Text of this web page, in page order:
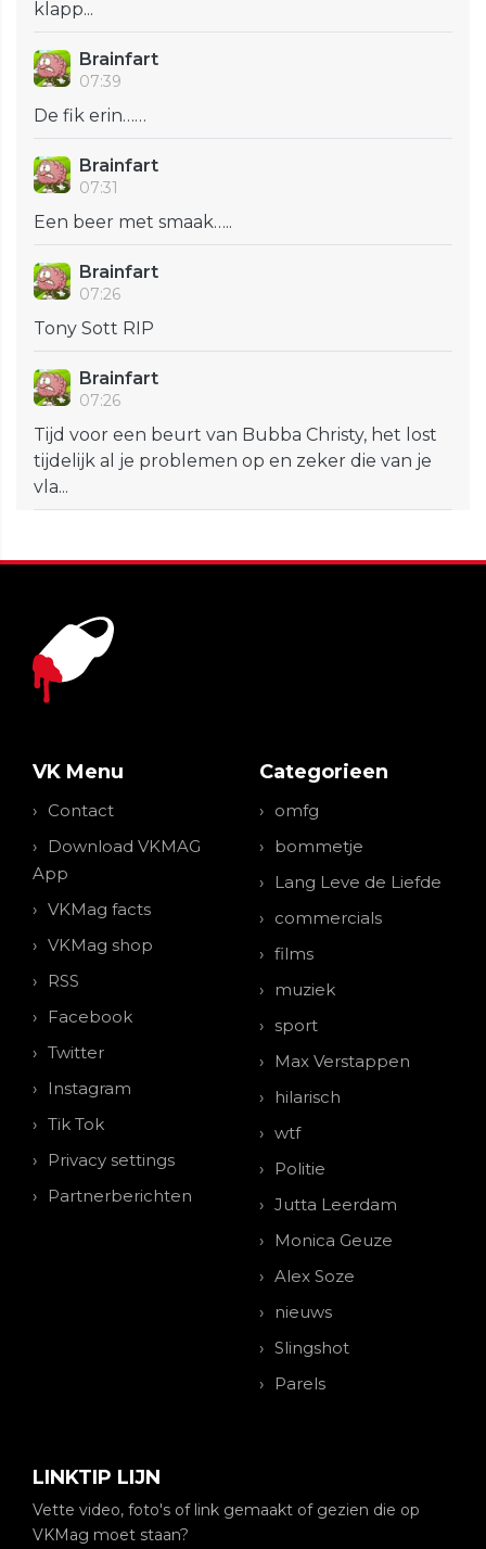
klapp...
Brainfart
07:39
De fik erin……
Brainfart
07:31
Een beer met smaak…..
Brainfart
07:26
Tony Sott RIP
Brainfart
07:26
Tijd voor een beurt van Bubba Christy, het lost
tijdelijk al je problemen op en zeker die van je
vla...
VK Menu
Contact
Download VKMAG
App
VKMag facts
VKMag shop
RSS
Facebook
Twitter
Instagram
Tik Tok
Privacy settings
Partnerberichten
Categorieen
omfg
bommetje
Lang Leve de Liefde
commercials
films
muziek
sport
Max Verstappen
hilarisch
wtf
Politie
Jutta Leerdam
Monica Geuze
Alex Soze
nieuws
Slingshot
Parels
LINKTIP LIJN
Vette video, foto's of link gemaakt of gezien die op
VKMag moet staan?